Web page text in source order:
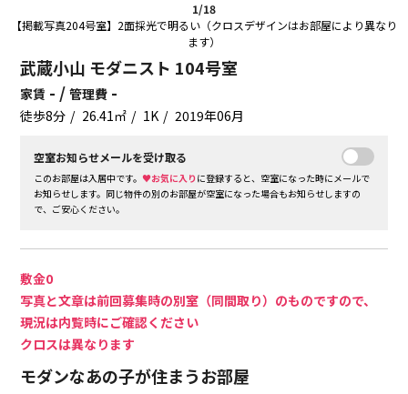
1/18
【掲載写真204号室】2面採光で明るい（クロスデザインはお部屋により異なり
ます）
武蔵小山 モダニスト 104号室
家賃 - /管理費 -
徒歩8分 26.41㎡ 1K 2019年06月
空室お知らせメールを受け取る
このお部屋は入居中です。♥お気に入り に登録すると、空室になった時にメールで
お知らせします。同じ物件の別のお部屋が空室になった場合もお知らせしますの
で、ご安心ください。
敷金0
写真と文章は前回募集時の別室（同間取り）のものですので、
現況は内覧時にご確認ください
クロスは異なります
モダンなあの子が住まうお部屋